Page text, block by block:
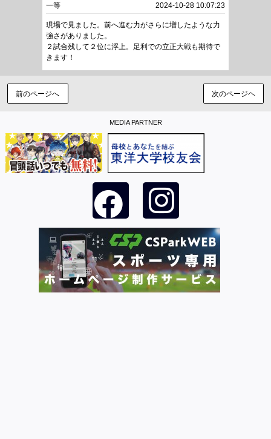
一等 2024-10-28 10:07:23
現場で見ました。前へ進む力がさらに増したような力
強さがありました。
２試合残して２位に浮上。足利での立正大戦も期待で
きます！
前のページへ 次のページヘ
MEDIA PARTNER